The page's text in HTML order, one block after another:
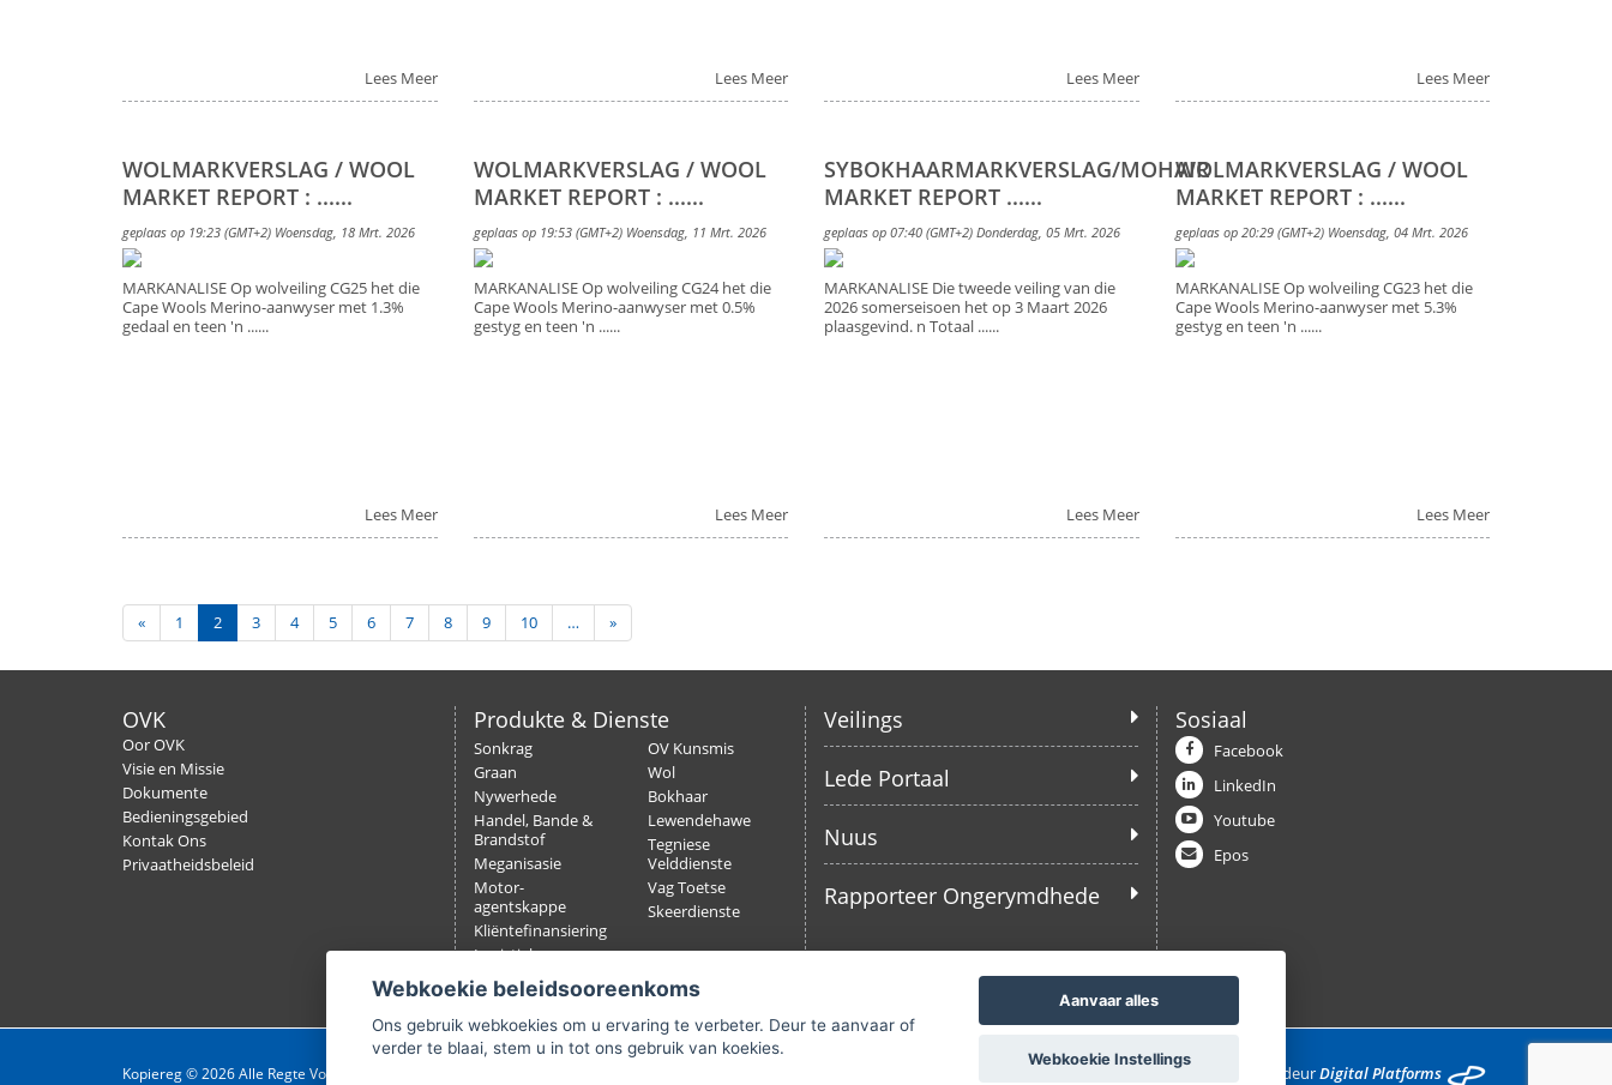
Lees Meer Lees Meer Lees Meer Lees Meer
WOLMARKVERSLAG / WOOL
MARKET REPORT : ......
geplaas op 19:23 (GMT+2) Woensdag, 18 Mrt. 2026
MARKANALISE Op wolveiling CG25 het die
Cape Wools Merino-aanwyser met 1.3%
gedaal en teen 'n ......
Lees Meer
WOLMARKVERSLAG / WOOL
MARKET REPORT : ......
geplaas op 19:53 (GMT+2) Woensdag, 11 Mrt. 2026
MARKANALISE Op wolveiling CG24 het die
Cape Wools Merino-aanwyser met 0.5%
gestyg en teen 'n ......
Lees Meer
SYBOKHAARMARKVERSLAG/MOHAIR
MARKET REPORT ......
geplaas op 07:40 (GMT+2) Donderdag, 05 Mrt. 2026
MARKANALISE Die tweede veiling van die
2026 somerseisoen het op 3 Maart 2026
plaasgevind. n Totaal ......
Lees Meer
WOLMARKVERSLAG / WOOL
MARKET REPORT : ......
geplaas op 20:29 (GMT+2) Woensdag, 04 Mrt. 2026
MARKANALISE Op wolveiling CG23 het die
Cape Wools Merino-aanwyser met 5.3%
gestyg en teen 'n ......
Lees Meer
« 1 2 3 4 5 6 7 8 9 10 … »
OVK
Oor OVK
Visie en Missie
Dokumente
Bedieningsgebied
Kontak Ons
Privaatheidsbeleid
Produkte & Dienste
Sonkrag
Graan
Nywerhede
Handel, Bande &
Brandstof
Meganisasie
Motor-
agentskappe
Kliëntefinansiering
Logistiek
Versekering
OV Kunsmis
Wol
Bokhaar
Lewendehawe
Tegniese
Velddienste
Vag Toetse
Skeerdienste
Veilings
Lede Portaal
Nuus
Rapporteer Ongerymdhede
Sosiaal
Facebook
LinkedIn
Youtube
Epos
Kopiereg © 2026 Alle Regte Voorbehou. Ontwikkel deurDigital Platforms
Webkoekie beleidsooreenkoms
Ons gebruik webkoekies om u ervaring te verbeter. Deur te aanvaar of
verder te blaai, stem u in tot ons gebruik van koekies.
Aanvaar alles
Webkoekie Instellings